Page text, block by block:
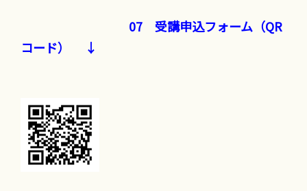
07 受講申込フォーム（QR
コード）
↓